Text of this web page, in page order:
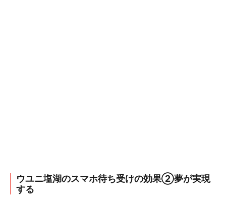
ウユニ塩湖のスマホ待ち受けの効果②夢が実現
する